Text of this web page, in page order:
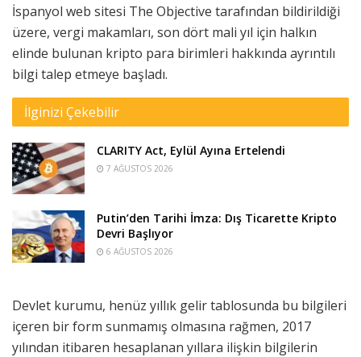
İspanyol web sitesi The Objective tarafından bildirildiği
üzere, vergi makamları, son dört mali yıl için halkın
elinde bulunan kripto para birimleri hakkında ayrıntılı
bilgi talep etmeye başladı.
İlginizi Çekebilir
CLARITY Act, Eylül Ayına Ertelendi
7 AĞUSTOS 2026
Putin’den Tarihi İmza: Dış Ticarette Kripto
Devri Başlıyor
6 AĞUSTOS 2026
Devlet kurumu, henüz yıllık gelir tablosunda bu bilgileri
içeren bir form sunmamış olmasına rağmen, 2017
yılından itibaren hesaplanan yıllara ilişkin bilgilerin